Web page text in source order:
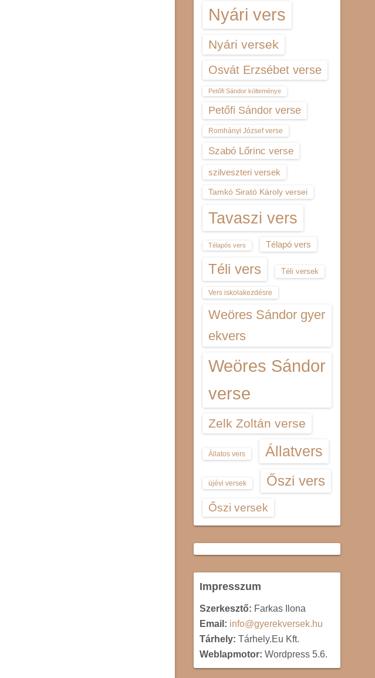
Nyári vers
Nyári versek
Osvát Erzsébet verse
Petőfi Sándor költeménye
Petőfi Sándor verse
Romhányi József verse
Szabó Lőrinc verse
szilveszteri versek
Tamkó Sirató Károly versei
Tavaszi vers
Télapós vers Télapó vers
Téli vers Téli versek
Vers iskolakezdésre
Weöres Sándor gyer
ekvers
Weöres Sándor
verse
Zelk Zoltán verse
Állatos vers Állatvers
újévi versek Őszi vers
Őszi versek
Impresszum
Szerkesztő: Farkas Ilona
Email: info@gyerekversek.hu
Tárhely: Tárhely.Eu Kft.
Weblapmotor: Wordpress 5.6.